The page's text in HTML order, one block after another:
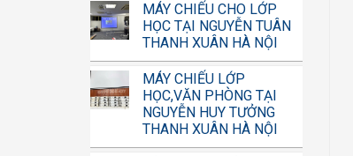
MÁY CHIẾU CHO LỚP
HỌC TẠI NGUYỄN TUÂN
THANH XUÂN HÀ NỘI
MÁY CHIẾU LỚP
HỌC,VĂN PHÒNG TẠI
NGUYỄN HUY TƯỞNG
THANH XUÂN HÀ NỘI